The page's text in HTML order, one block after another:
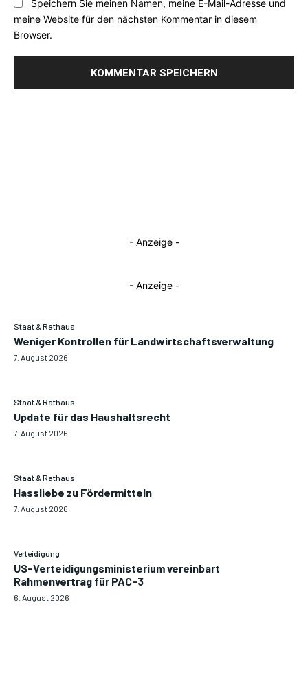
- Anzeige -
- Anzeige -
Staat & Rathaus
Weniger Kontrollen für Landwirtschaftsverwaltung
7. August 2026
Staat & Rathaus
Update für das Haushaltsrecht
7. August 2026
Staat & Rathaus
Hassliebe zu Fördermitteln
7. August 2026
Verteidigung
US-Verteidigungsministerium vereinbart
Rahmenvertrag für PAC-3
6. August 2026
Speichern Sie meinen Namen, meine E-Mail-Adresse und
meine Website für den nächsten Kommentar in diesem
Browser.